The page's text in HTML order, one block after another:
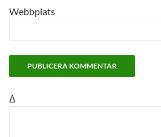
Webbplats
Δ